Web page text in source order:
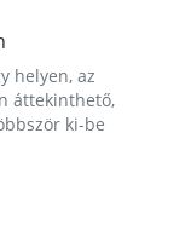
helyen, az
áttekinthető,
ki-be